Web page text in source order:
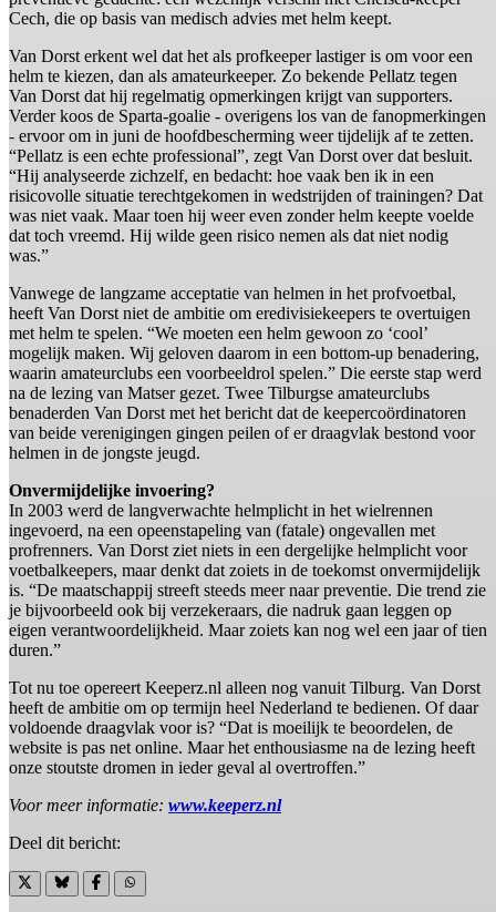
Cech, die op basis van medisch advies met helm keept.
Van Dorst erkent wel dat het als profkeeper lastiger is om voor een
helm te kiezen, dan als amateurkeeper. Zo bekende Pellatz tegen
Van Dorst dat hij regelmatig opmerkingen krijgt van supporters.
Verder koos de Sparta-goalie - overigens los van de fanopmerkingen
- ervoor om in juni de hoofdbescherming weer tijdelijk af te zetten.
“Pellatz is een echte professional”, zegt Van Dorst over dat besluit.
“Hij analyseerde zichzelf, en bedacht: hoe vaak ben ik in een
risicovolle situatie terechtgekomen in wedstrijden of trainingen? Dat
was niet vaak. Maar toen hij weer even zonder helm keepte voelde
dat toch vreemd. Hij wilde geen risico nemen als dat niet nodig
was.”
Vanwege de langzame acceptatie van helmen in het profvoetbal,
heeft Van Dorst niet de ambitie om eredivisiekeepers te overtuigen
met helm te spelen. “We moeten een helm gewoon zo ‘cool’
mogelijk maken. Wij geloven daarom in een bottom-up benadering,
waarin amateurclubs een voorbeeldrol spelen.” Die eerste stap werd
na de lezing van Matser gezet. Twee Tilburgse amateurclubs
benaderden Van Dorst met het bericht dat de keepercoördinatoren
van beide verenigingen gingen peilen of er draagvlak bestond voor
helmen in de jongste jeugd.
Onvermijdelijke invoering?
In 2003 werd de langverwachte helmplicht in het wielrennen
ingevoerd, na een opeenstapeling van (fatale) ongevallen met
profrenners. Van Dorst ziet niets in een dergelijke helmplicht voor
voetbalkeepers, maar denkt dat zoiets in de toekomst onvermijdelijk
is. “De maatschappij streeft steeds meer naar preventie. Die trend zie
je bijvoorbeeld ook bij verzekeraars, die nadruk gaan leggen op
eigen verantwoordelijkheid. Maar zoiets kan nog wel een jaar of tien
duren.”
Tot nu toe opereert Keeperz.nl alleen nog vanuit Tilburg. Van Dorst
heeft de ambitie om op termijn heel Nederland te bedienen. Of daar
voldoende draagvlak voor is? “Dat is moeilijk te beoordelen, de
website is pas net online. Maar het enthousiasme na de lezing heeft
onze stoutste dromen in ieder geval al overtroffen.”
Voor meer informatie: www.keeperz.nl
Deel dit bericht: